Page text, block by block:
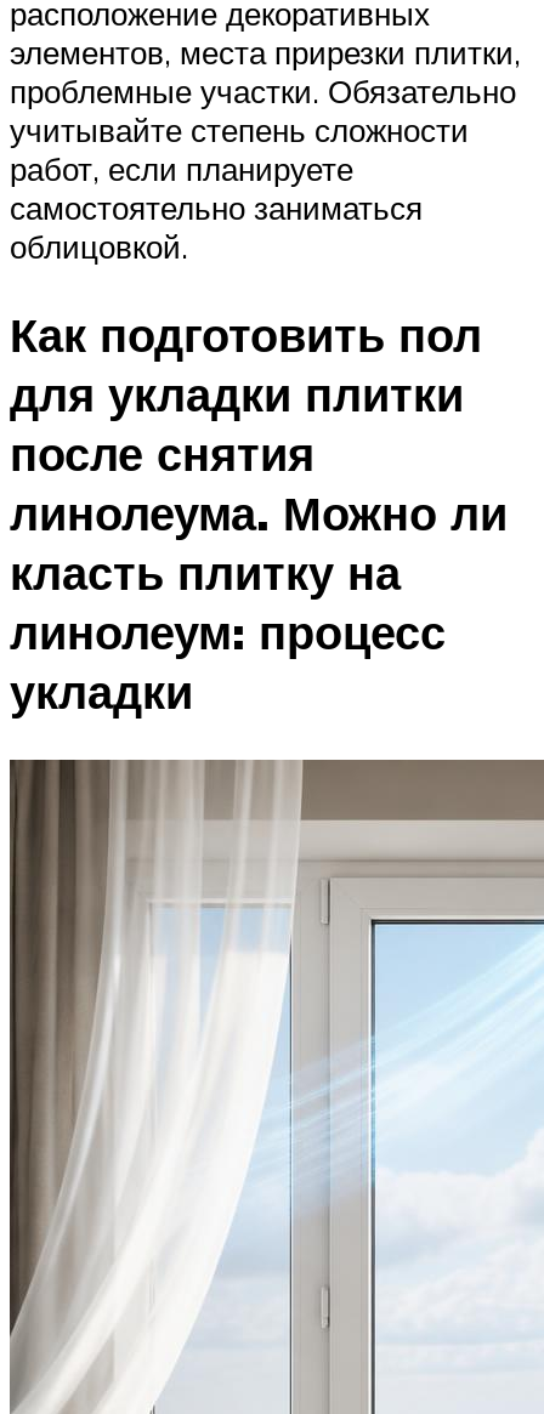
расположение декоративных
элементов, места прирезки плитки,
проблемные участки. Обязательно
учитывайте степень сложности
работ, если планируете
самостоятельно заниматься
облицовкой.
Как подготовить пол
для укладки плитки
после снятия
линолеума. Можно ли
класть плитку на
линолеум: процесс
укладки